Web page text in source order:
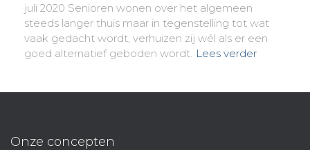
juli 2020 Senioren wonen over het algemeen
steeds langer thuis maar in tegenstelling tot wat
vaak gedacht wordt, verhuizen zij wél als er een
goed alternatief geboden wordt. Lees verder
Onze concepten